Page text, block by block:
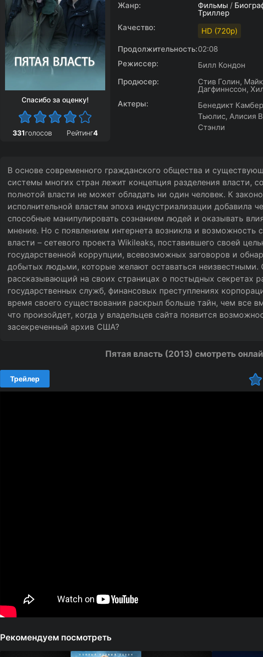
Спасибо за оценку!
331голосов Рейтинг4
Жанр:
Фильмы /
Триллер
Качество:
HD (720p)
Продолжительность:02:08
Режиссер:
Билл Кондон
Продюсер:
Стив Голин,
Дагфиннссон,
Актеры:
Бенедикт
Тьюлис, Алисия
Стэнли
В основе современного гражданского общества и
системы многих стран лежит концепция разделения власти,
полнотой власти не может обладать ни один человек. К
исполнительной властям эпоха индустриализации добавила
способные манипулировать сознанием людей и оказывать
мнение. Но с появлением интернета возникла и возможность
власти – сетевого проекта Wikileaks, поставившего своей
государственной коррупции, всевозможных заговоров и
добытых людьми, которые желают оставаться неизвестными.
рассказывающий на своих страницах о постыдных секретах
государственных служб, финансовых преступлениях
время своего существования раскрыл больше тайн, чем все
что произойдет, когда у владельцев сайта появится
засекреченный архив США?
Пятая власть (2013) смотреть
Трейлер
Рекомендуем посмотреть